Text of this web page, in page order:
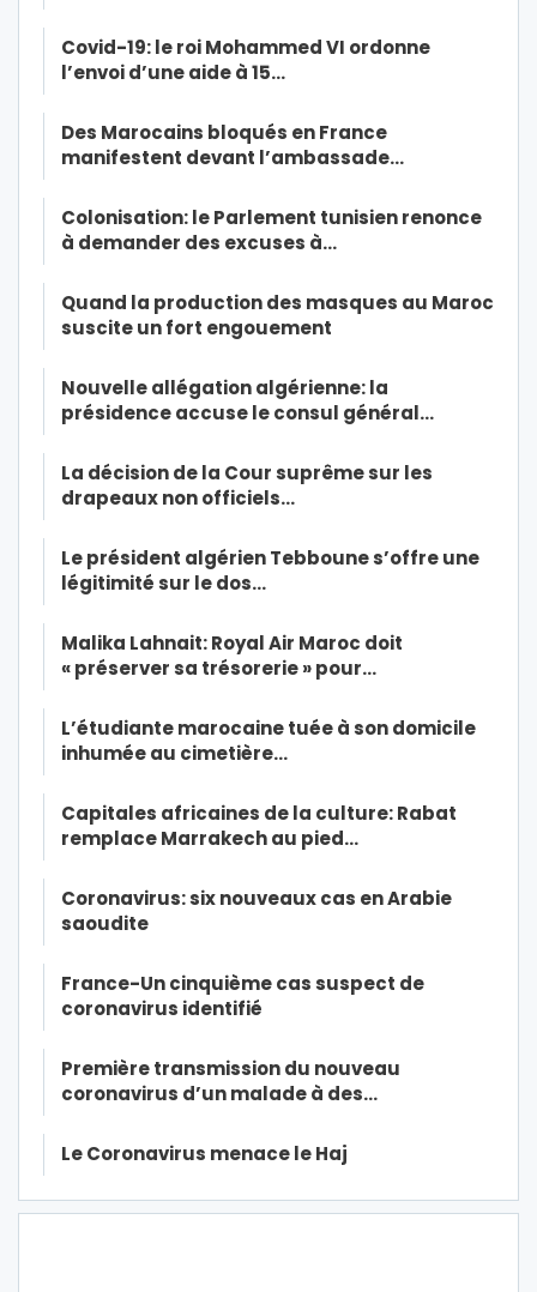
Covid-19: le roi Mohammed VI ordonne
l’envoi d’une aide à 15…
Des Marocains bloqués en France
manifestent devant l’ambassade…
Colonisation: le Parlement tunisien renonce
à demander des excuses à…
Quand la production des masques au Maroc
suscite un fort engouement
Nouvelle allégation algérienne: la
présidence accuse le consul général…
La décision de la Cour suprême sur les
drapeaux non officiels…
Le président algérien Tebboune s’offre une
légitimité sur le dos…
Malika Lahnait: Royal Air Maroc doit
« préserver sa trésorerie » pour…
L’étudiante marocaine tuée à son domicile
inhumée au cimetière…
Capitales africaines de la culture: Rabat
remplace Marrakech au pied…
Coronavirus: six nouveaux cas en Arabie
saoudite
France-Un cinquième cas suspect de
coronavirus identifié
Première transmission du nouveau
coronavirus d’un malade à des…
Le Coronavirus menace le Haj